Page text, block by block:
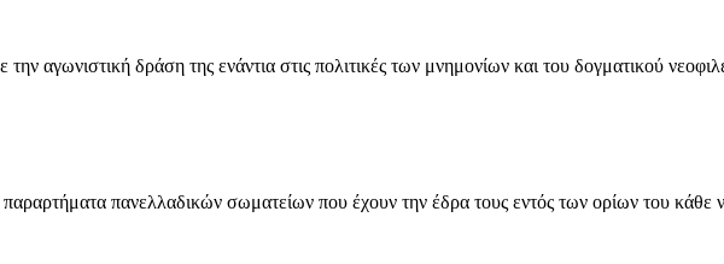
αγωνιστική δράση της ενάντια στις πολιτικές των μνημονίων και του δογματικού
πανελλαδικών σωματείων που έχουν την έδρα τους εντός των ορίων του κάθε